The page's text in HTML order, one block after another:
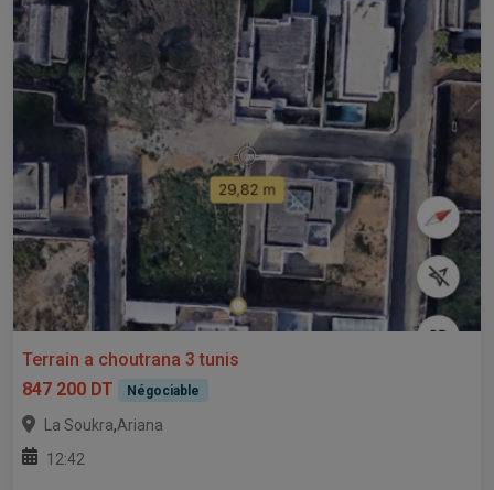
Terrain a choutrana 3 tunis
847 200 DT
Négociable
La Soukra,Ariana
12:42